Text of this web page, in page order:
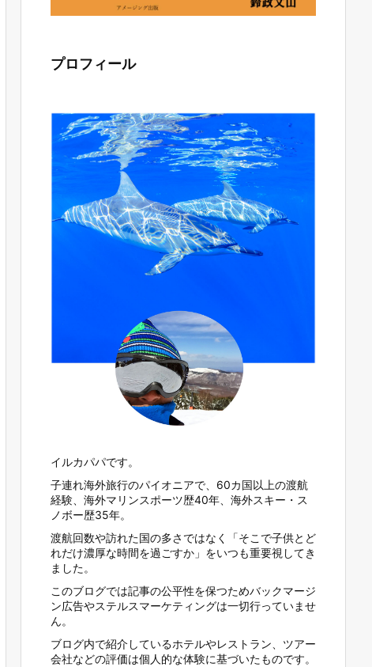
プロフィール
イルカパパです。
子連れ海外旅行のパイオニアで、60カ国以上の渡航
経験、海外マリンスポーツ歴40年、海外スキー・ス
ノボー歴35年。
渡航回数や訪れた国の多さではなく「そこで子供とど
れだけ濃厚な時間を過ごすか」をいつも重要視してき
ました。
このブログでは記事の公平性を保つためバックマージ
ン広告やステルスマーケティングは一切行っていませ
ん。
ブログ内で紹介しているホテルやレストラン、ツアー
会社などの評価は個人的な体験に基づいたものです。